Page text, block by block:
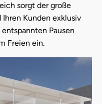
sorgt der große
Kunden exklusiv
Pausen
Freien ein.